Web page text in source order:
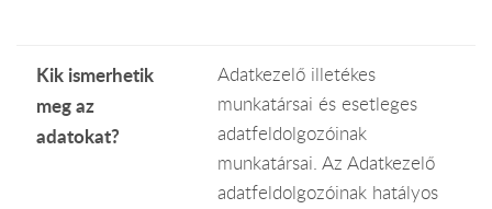
Kik ismerhetik
meg az
adatokat?
Adatkezelő illetékes
munkatársai és esetleges
adatfeldolgozóinak
munkatársai. Az Adatkezelő
adatfeldolgozóinak hatályos